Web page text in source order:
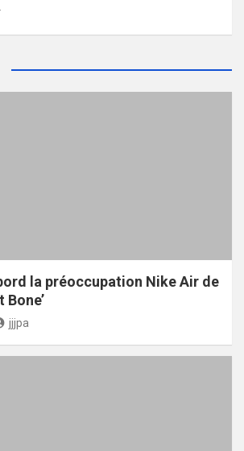
la préoccupation Nike Air de
Bone’
jjjpa